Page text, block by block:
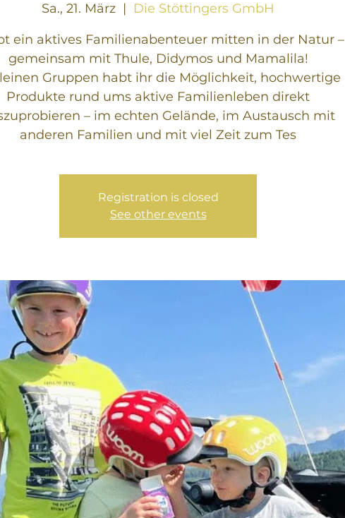
Sa., 21. März
  |
Die Stöttingers GmbH
ein aktives Familienabenteuer mitten in der Natur –
gemeinsam mit Thule, Didymos und Mamalila!
Gruppen habt ihr die Möglichkeit, hochwertige
Produkte rund ums aktive Familienleben direkt
– im echten Gelände, im Austausch mit
anderen Familien und mit viel Zeit zum Tes
Registration is closed
See other events